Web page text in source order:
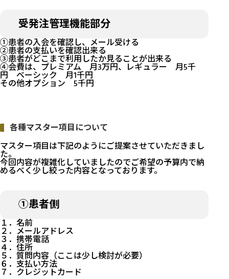
受発注管理機能部分
①患者の入会を確認し、メール受ける
②患者の支払いを確認出来る
③患者がどこまで利用したか見ることが出来る
④会費は、プレミアム 月3万円、レギュラー 月5千
円 ベーシック 月1千円
その他オプション 5千円
各種マスター項目について
マスター項目は下記のようにご提案させていただきまし
た。
今回内容が複雑化していましたのでご希望の予算内で納
めるべく少し絞った内容となっております。
①患者側
１．名前
２．メールアドレス
３．携帯電話
４．住所
５．質問内容（ここは少し検討が必要）
６．支払い方法
７．クレジットカード